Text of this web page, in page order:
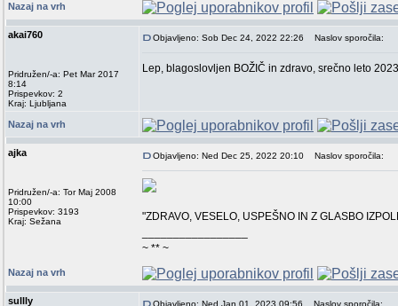
Nazaj na vrh
akai760
Pridružen/-a: Pet Mar 2017
8:14
Prispevkov: 2
Kraj: Ljubljana
Objavljeno: Sob Dec 24, 2022 22:26 Naslov sporočila:
Lep, blagoslovljen BOŽIČ in zdravo, srečno leto
Nazaj na vrh
ajka
Pridružen/-a: Tor Maj 2008
10:00
Prispevkov: 3193
Kraj: Sežana
Objavljeno: Ned Dec 25, 2022 20:10 Naslov sporočila:
"ZDRAVO, VESELO, USPEŠNO IN Z GLASBO
~ ** ~
Nazaj na vrh
sullly Objavljeno: Ned Jan 01, 2023 09:56 Naslov sporočila: